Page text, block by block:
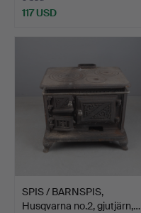
117 USD
SPIS / BARNSPIS,
Husqvarna no.2, gjutjärn,…